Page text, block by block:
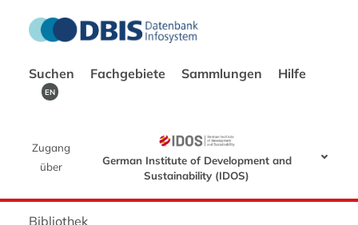
Suchen Fachgebiete Sammlungen Hilfe
EN
Zugang
über
German Institute of Development and
Sustainability (IDOS)
Bibliothek